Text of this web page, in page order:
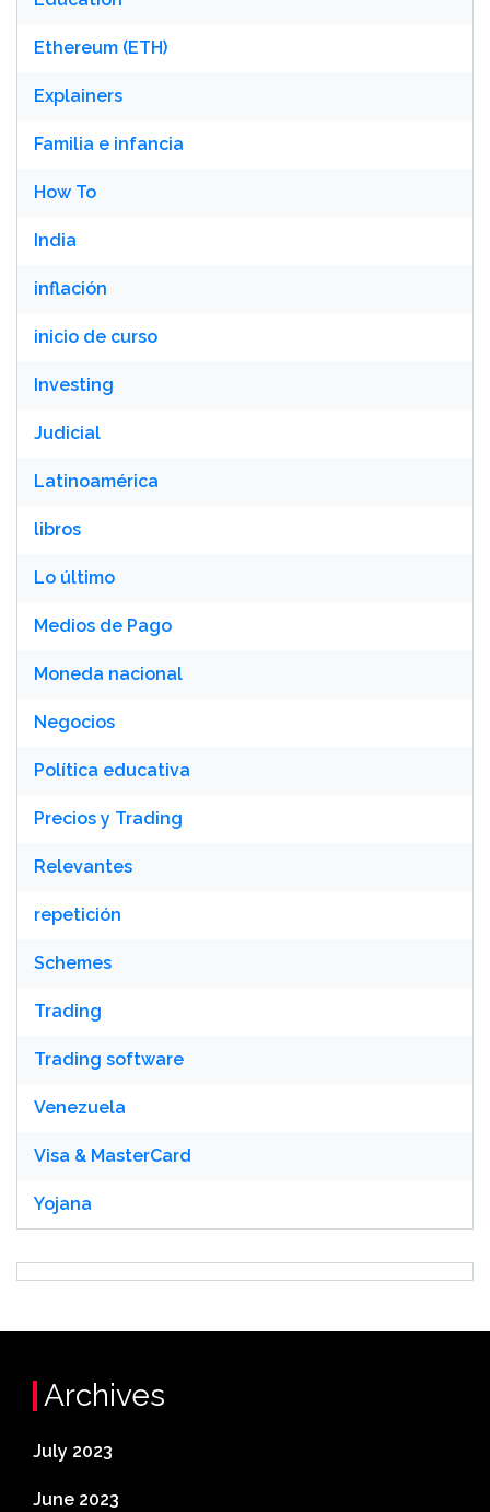
Ethereum (ETH)
Explainers
Familia e infancia
How To
India
inflación
inicio de curso
Investing
Judicial
Latinoamérica
libros
Lo último
Medios de Pago
Moneda nacional
Negocios
Política educativa
Precios y Trading
Relevantes
repetición
Schemes
Trading
Trading software
Venezuela
Visa & MasterCard
Yojana
Archives
July 2023
June 2023